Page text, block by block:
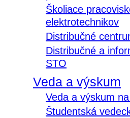
Školiace
elektrotechnikov
Distribučné
Distribučné a
STO
Veda a výskum
Veda a výskum
Študentská